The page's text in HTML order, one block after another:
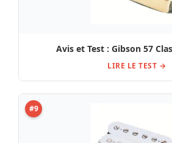
Avis et Test : Gibson 57
LIRE LE TEST →
#9